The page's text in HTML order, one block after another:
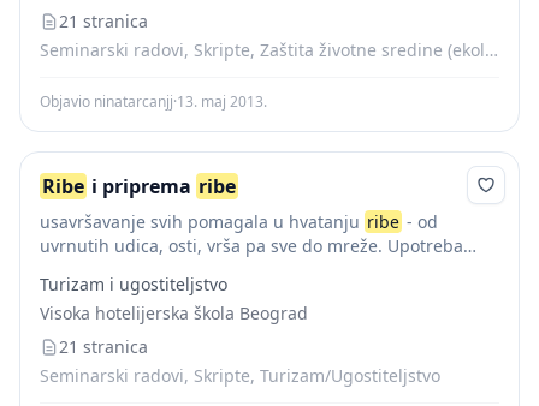
21 stranica
Seminarski radovi, Skripte, Zaštita životne sredine (ekologija)
Objavio ninatarcanjj·13. maj 2013.
Ribe i priprema ribe
usavršavanje svih pomagala u hvatanju ribe - od
uvrnutih udica, osti, vrša pa sve do mreže. Upotreba
da tada neslućeni razvoj i...
Turizam i ugostiteljstvo
Visoka hotelijerska škola Beograd
21 stranica
Seminarski radovi, Skripte, Turizam/Ugostiteljstvo